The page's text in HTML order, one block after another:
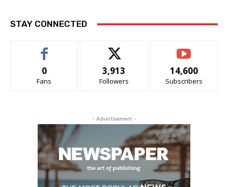
STAY CONNECTED
0
Fans
3,913
Followers
14,600
Subscribers
- Advertisement -